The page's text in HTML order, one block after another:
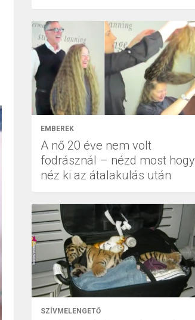
EMBEREK
A nő 20 éve nem volt
fodrásznál – nézd most hogy
néz ki az átalakulás után
SZÍVMELENGETŐ